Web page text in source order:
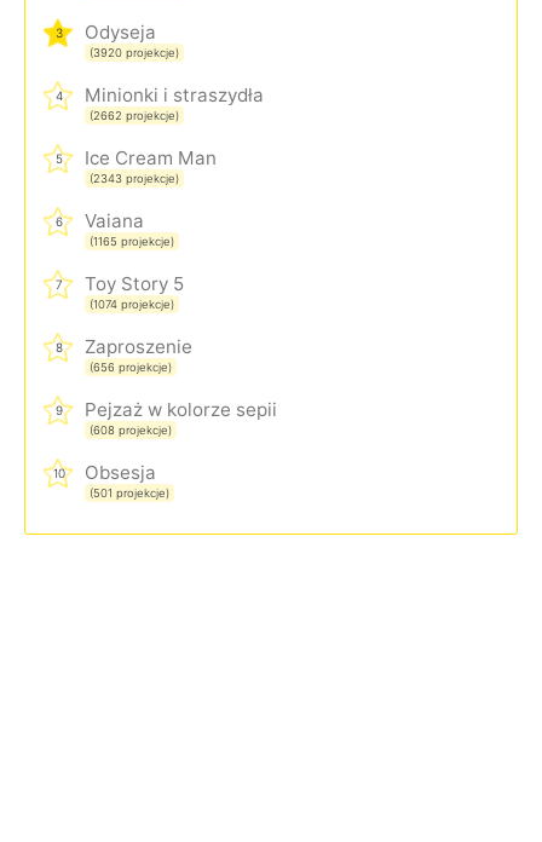
3 Odyseja
(3920 projekcje)
4 Minionki i straszydła
(2662 projekcje)
5 Ice Cream Man
(2343 projekcje)
6 Vaiana
(1165 projekcje)
7 Toy Story 5
(1074 projekcje)
8 Zaproszenie
(656 projekcje)
9 Pejzaż w kolorze sepii
(608 projekcje)
10 Obsesja
(501 projekcje)